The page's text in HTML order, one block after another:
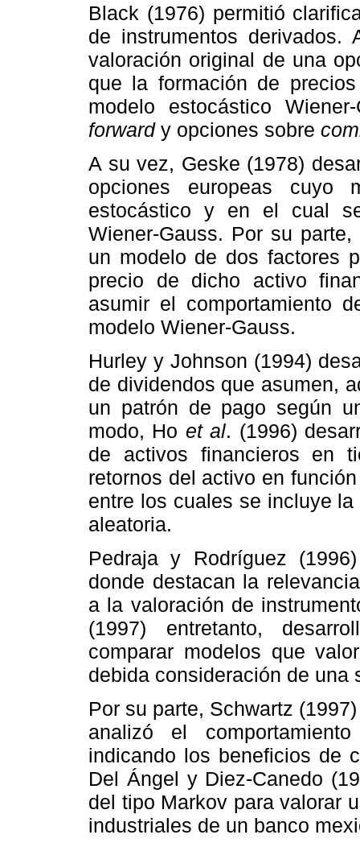
Black (1976) permitió
de instrumentos
valoración original de una
que la formación de
modelo estocástico
forwardy opciones sobre
A su vez, Geske (1978)
opciones europeas
estocástico y en el cual
Wiener-Gauss. Por su
un modelo de dos factores
precio de dicho activo
asumir el comportamiento
modelo Wiener-Gauss.
Hurley y Johnson (1994)
de dividendos que asumen,
un patrón de pago según
modo, Ho et al. (1996)
de activos financieros en
retornos del activo en
entre los cuales se incluye
aleatoria.
Pedraja y Rodríguez
donde destacan la
a la valoración de
(1997) entretanto,
comparar modelos que
debida consideración de una
Por su parte, Schwartz
analizó el
indicando los beneficios de
Del Ángel y Diez-Canedo
del tipo Markov para valorar
industriales de un banco